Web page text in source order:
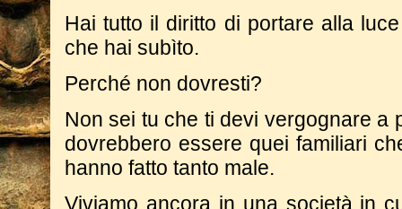
Hai tutto il diritto di portare alla
che hai subìto.
Perché non dovresti?
Non sei tu che ti devi vergognare a
dovrebbero essere quei familiari
hanno fatto tanto male.
Viviamo ancora in una società in